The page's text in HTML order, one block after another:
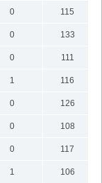
0
115
0
133
0
111
1
116
0
126
0
108
0
117
1
106